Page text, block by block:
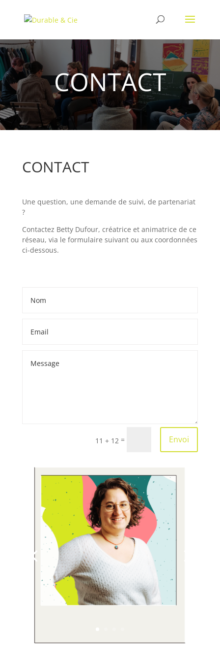
CONTACT
CONTACT
Une question, une demande de suivi, de partenariat
?
Contactez Betty Dufour, créatrice et animatrice de ce
réseau, via le formulaire suivant ou aux coordonnées
ci-dessous.
11 + 12 = Envoi